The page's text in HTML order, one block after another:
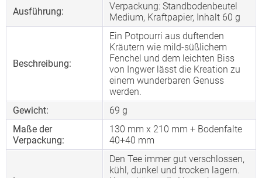
Ausführung:
Verpackung: Standbodenbeutel
Medium, Kraftpapier, Inhalt 60 g
Beschreibung:
Ein Potpourri aus duftenden
Kräutern wie mild-süßlichem
Fenchel und dem leichten Biss
von Ingwer lässt die Kreation zu
einem wunderbaren Genuss
werden.
Gewicht:
69 g
Maße der
Verpackung:
130 mm x 210 mm + Bodenfalte
40+40 mm
Den Tee immer gut verschlossen,
kühl, dunkel und trocken lagern.